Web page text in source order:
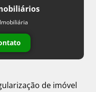
de imóvel